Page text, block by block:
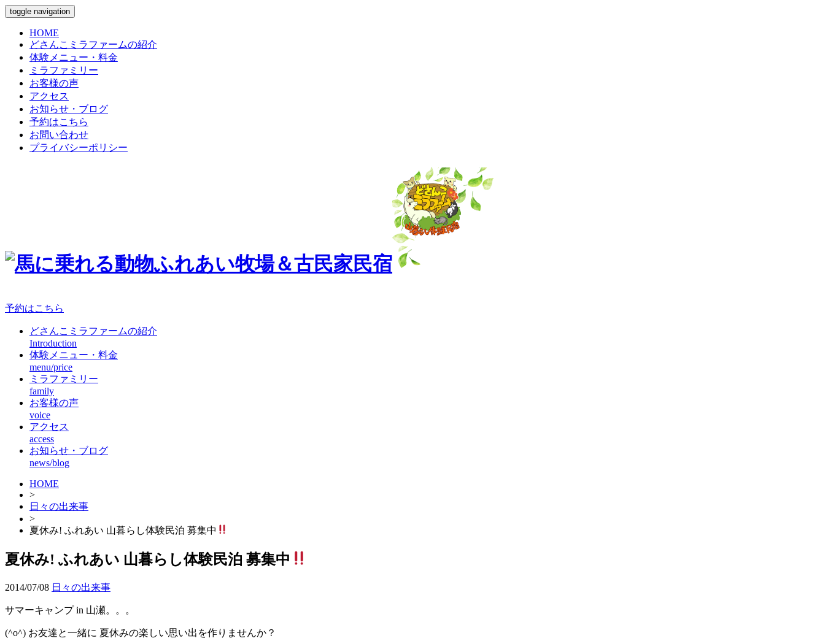
toggle navigation
HOME
どさんこミラファームの紹介
体験メニュー・料金
ミラファミリー
お客様の声
アクセス
お知らせ・ブログ
予約はこちら
お問い合わせ
プライバシーポリシー
予約はこちら
どさんこミラファームの紹介
Introduction
体験メニュー・料金
menu/price
ミラファミリー
family
お客様の声
voice
アクセス
access
お知らせ・ブログ
news/blog
HOME
>
日々の出来事
>
夏休み! ふれあい 山暮らし体験民泊 募集中
夏休み! ふれあい 山暮らし体験民泊 募集中
2014/07/08 日々の出来事
サマーキャンプ in 山瀬。。。
(^o^) お友達と一緒に 夏休みの楽しい思い出を作りませんか？